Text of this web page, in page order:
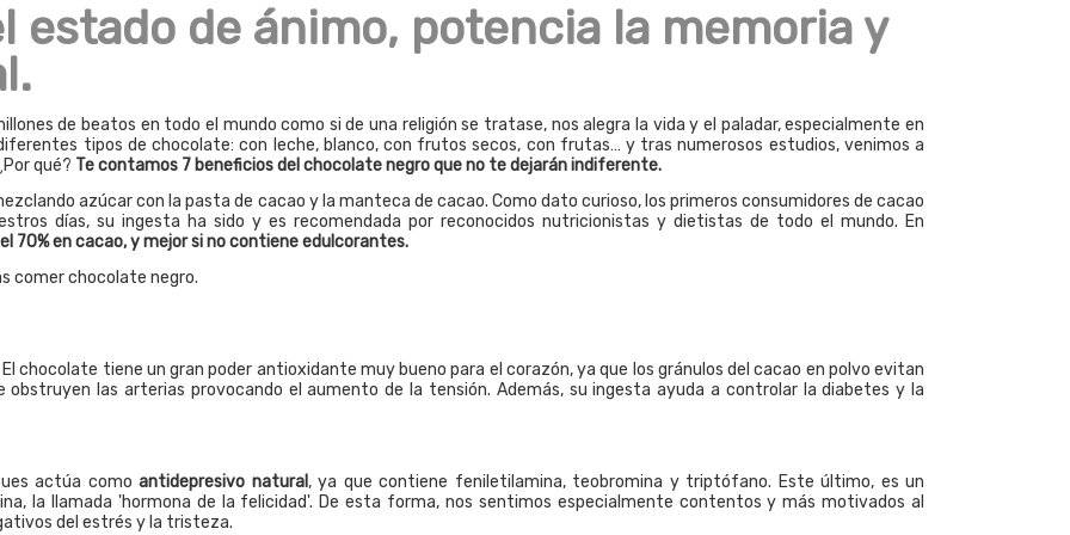
estado de ánimo, potencia la memoria y
de beatos en todo el mundo como si de una religión se tratase, nos alegra la vida y el paladar, especialmente en
tipos de chocolate: con leche, blanco, con frutos secos, con frutas… y tras numerosos estudios, venimos a
qué? Te contamos 7 beneficios del chocolate negro que no te dejarán indiferente.
azúcar con la pasta de cacao y la manteca de cacao. Como dato curioso, los primeros consumidores de cacao
días, su ingesta ha sido y es recomendada por reconocidos nutricionistas y dietistas de todo el mundo. En
70% en cacao, y mejor si no contiene edulcorantes.
comer chocolate negro.
El chocolate tiene un gran poder antioxidante muy bueno para el corazón, ya que los gránulos del cacao en polvo evitan
obstruyen las arterias provocando el aumento de la tensión. Además, su ingesta ayuda a controlar la diabetes y la
actúa como antidepresivo natural, ya que contiene feniletilamina, teobromina y triptófano. Este último, es un
la llamada 'hormona de la felicidad'. De esta forma, nos sentimos especialmente contentos y más motivados al
del estrés y la tristeza.